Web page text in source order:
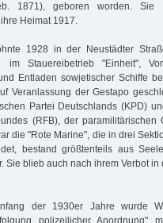
1871), geboren worden. Sie
Heimat 1917.
1928 in der Neustädter
im Stauereibetrieb "Einheit",
Entladen sowjetischer Schiffe
Veranlassung der Gestapo
Partei Deutschlands (KPD)
(RFB), der paramilitärischen
die "Rote Marine", die in drei
bestand größtenteils aus
Sie blieb auch nach ihrem Verbot
der 1930er Jahre wurde